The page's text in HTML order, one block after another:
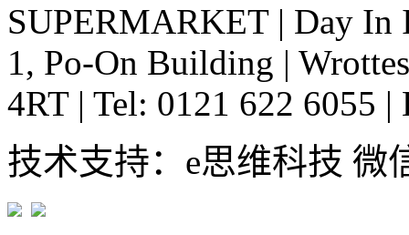
SUPERMARKET | Day In
1, Po-On Building |
4RT | Tel: 0121 622 6055 |
技术支持：e思维科技 微